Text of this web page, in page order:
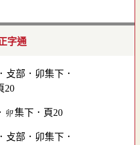
字通
卯集下．頁20